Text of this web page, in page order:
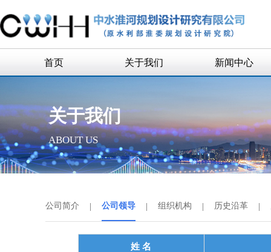
首页 关于我们
公司领导
组织机构
历史沿革
联系我们
新闻中心
通知公告
关于我们
ABOUT US
公司简介 | 公司领导 | 组织机构 | 历史沿革 |
姓 名